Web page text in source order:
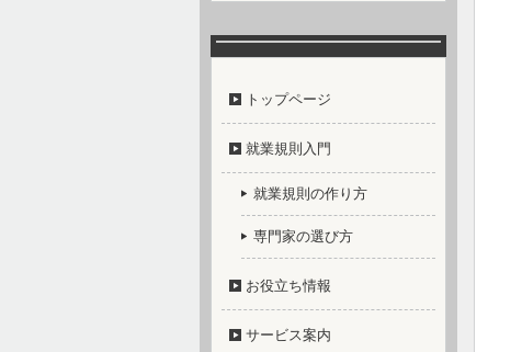
トップページ
就業規則入門
就業規則の作り方
専門家の選び方
お役立ち情報
サービス案内